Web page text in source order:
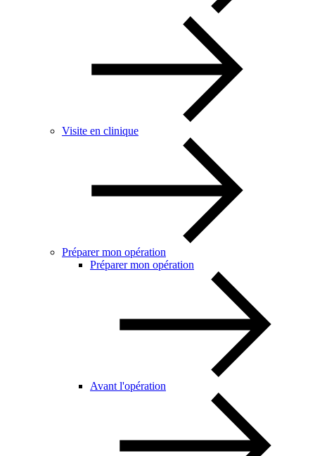
Visite en clinique
Préparer mon opération
Préparer mon opération
Avant l'opération